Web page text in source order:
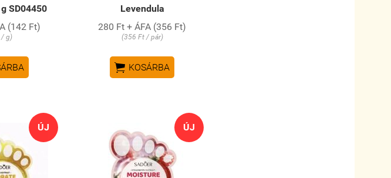
SD04450
(142 Ft)
/ g)
Levendula
280 Ft + ÁFA (356 Ft)
(356 Ft / pár)
 KOSÁRBA
ÚJ ÚJ